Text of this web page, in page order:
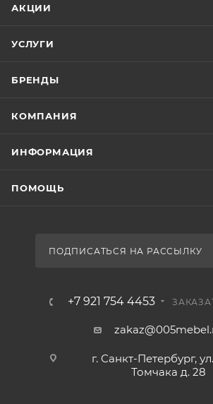
АКЦИИ
УСЛУГИ
БРЕНДЫ
КОМПАНИЯ
ИНФОРМАЦИЯ
ПОМОЩЬ
ПОДПИСАТЬСЯ НА РАССЫЛКУ
+7 921 754 4453
г. Санкт-Петербург,
Томчака д. 28